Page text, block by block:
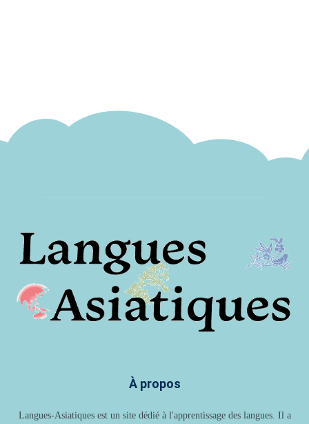
À propos
Langues-Asiatiques est un site dédié à l'apprentissage des langues. Il a